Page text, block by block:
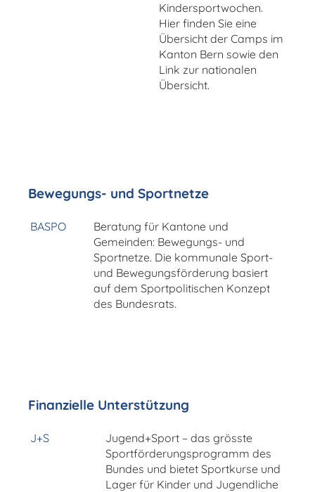
Kindersportwochen.
Hier finden Sie eine
Übersicht der Camps im
Kanton Bern sowie den
Link zur nationalen
Übersicht.
Bewegungs- und Sportnetze
BASPO
Beratung für Kantone und
Gemeinden: Bewegungs- und
Sportnetze. Die kommunale Sport-
und Bewegungsförderung basiert
auf dem Sportpolitischen Konzept
des Bundesrats.
Finanzielle Unterstützung
J+S
Jugend+Sport – das grösste
Sportförderungsprogramm des
Bundes und bietet Sportkurse und
Lager für Kinder und Jugendliche